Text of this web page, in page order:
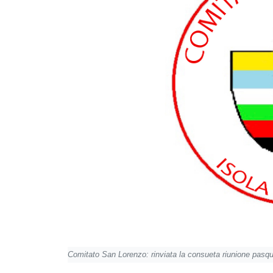
Comitato San Lorenzo: rinviata la consueta riunione